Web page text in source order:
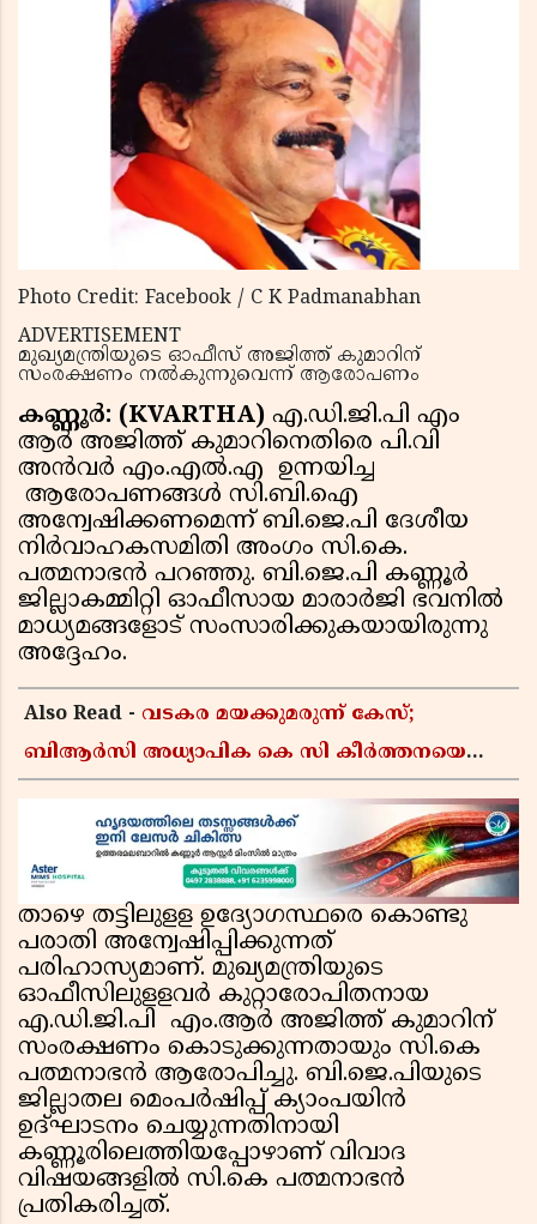
Photo Credit: Facebook / C K Padmanabhan
ADVERTISEMENT
മുഖ്യമന്ത്രിയുടെ ഓഫീസ് അജിത്ത് കുമാറിന്
സംരക്ഷണം നൽകുന്നുവെന്ന് ആരോപണം
കണ്ണൂര്‍: (KVARTHA) എ.ഡി.ജി.പി എം
ആര്‍ അജിത്ത് കുമാറിനെതിരെ പി.വി
അന്‍വര്‍ എം.എല്‍.എ ഉന്നയിച്ച
ആരോപണങ്ങള്‍ സി.ബി.ഐ
അന്വേഷിക്കണമെന്ന് ബി.ജെ.പി ദേശീയ
നിര്‍വാഹകസമിതി അംഗം സി.കെ.
പത്മനാഭന്‍ പറഞ്ഞു. ബി.ജെ.പി കണ്ണൂര്‍
ജില്ലാകമ്മിറ്റി ഓഫീസായ മാരാര്‍ജി ഭവനില്‍
മാധ്യമങ്ങളോട് സംസാരിക്കുകയായിരുന്നു
അദ്ദേഹം.
Also Read - വടകര മയക്കുമരുന്ന് കേസ്;
ബിആർസി അധ്യാപിക കെ സി കീർത്തനയെ
താഴെ തട്ടിലുളള ഉദ്യോഗസ്ഥരെ കൊണ്ടു
പരാതി അന്വേഷിപ്പിക്കുന്നത്
പരിഹാസ്യമാണ്. മുഖ്യമന്ത്രിയുടെ
ഓഫീസിലുളളവര്‍ കുറ്റാരോപിതനായ
എ.ഡി.ജി.പി എം.ആര്‍ അജിത്ത് കുമാറിന്
സംരക്ഷണം കൊടുക്കുന്നതായും സി.കെ
പത്മനാഭന്‍ ആരോപിച്ചു. ബി.ജെ.പിയുടെ
ജില്ലാതല മെംപര്‍ഷിപ്പ് ക്യാംപയിന്‍
ഉദ്ഘാടനം ചെയ്യുന്നതിനായി
കണ്ണൂരിലെത്തിയപ്പോഴാണ് വിവാദ
വിഷയങ്ങളില്‍ സി.കെ പത്മനാഭന്‍
പ്രതികരിച്ചത്.